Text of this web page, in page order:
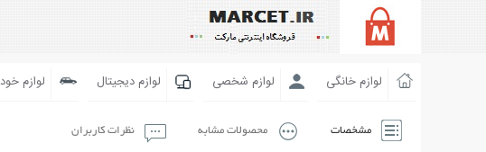
لوازم خانگی لوازم شخصی لوازم دیجیتال لوازم
مشخصات محصولات مشابه نظرات کاربران